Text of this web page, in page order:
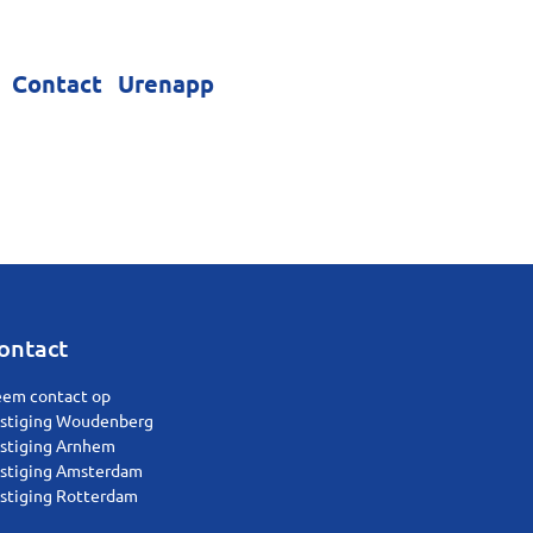
Contact Urenapp
contact op
Woudenberg
Arnhem
Amsterdam
Rotterdam